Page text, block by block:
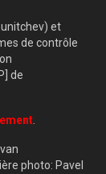
et
de contrôle
de
.
photo: Pavel